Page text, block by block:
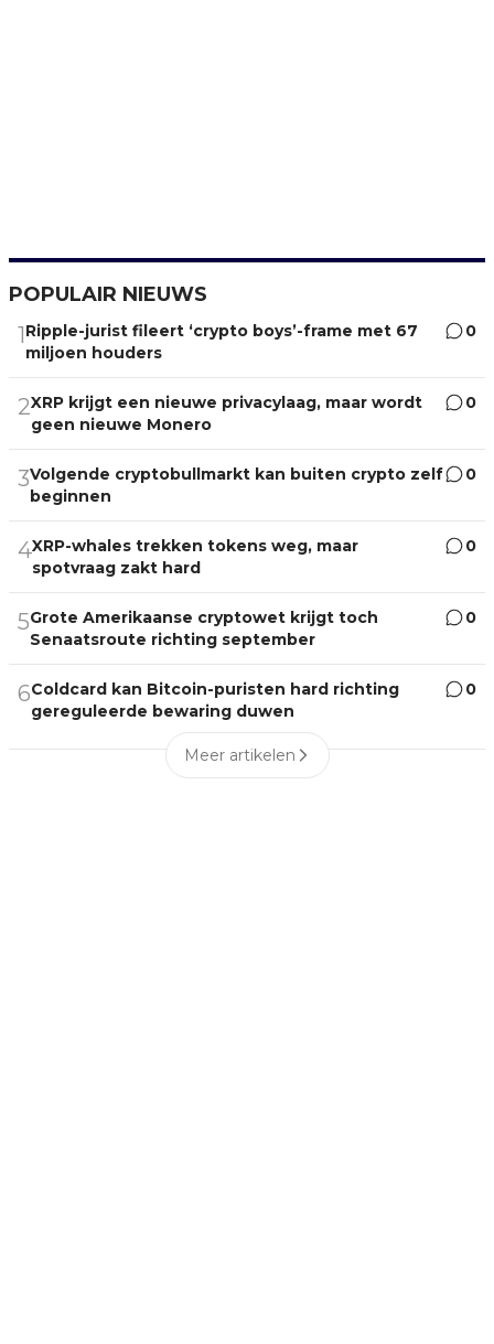
POPULAIR NIEUWS
1Ripple-jurist fileert ‘crypto boys’-frame met 67
miljoen houders
0
2XRP krijgt een nieuwe privacylaag, maar wordt
geen nieuwe Monero
0
3Volgende cryptobullmarkt kan buiten crypto zelf
beginnen
0
4XRP-whales trekken tokens weg, maar
spotvraag zakt hard
0
5Grote Amerikaanse cryptowet krijgt toch
Senaatsroute richting september
0
6Coldcard kan Bitcoin-puristen hard richting
gereguleerde bewaring duwen
0
Meer artikelen